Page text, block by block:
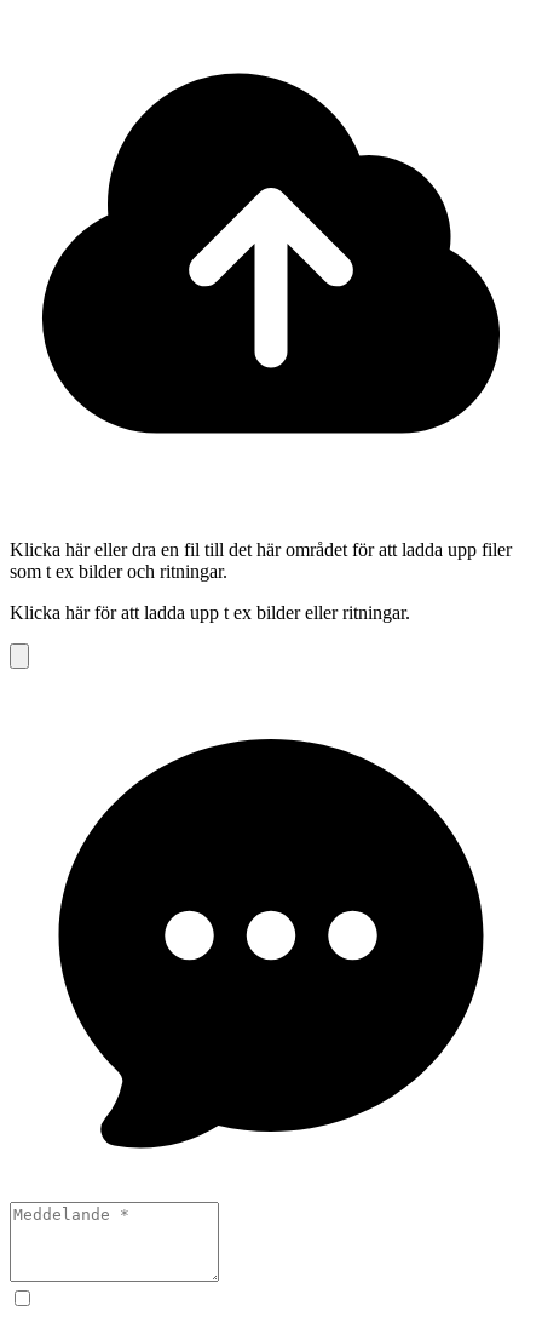
Klicka här eller dra en fil till det här området för att ladda upp filer
som t ex bilder och ritningar.
Klicka här för att ladda upp t ex bilder eller ritningar.